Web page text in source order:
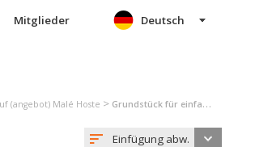
Mitglieder Deutsch
(angebot) Malé Hoste > Grundstück für einfamilienhäuser verkauf (angebot) Malé Hoste
Einfügung abw.